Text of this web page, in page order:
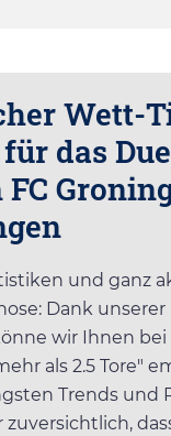
Wett-
das
und ganz
Dank unserer
wir Ihnen bei
als 2.5 Tore"
Trends und
zuversichtlich,